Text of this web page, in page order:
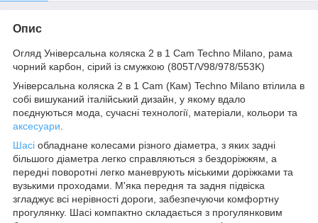
Опис
Огляд Універсальна коляска 2 в 1 Cam Techno Milano, рама
чорний карбон, сірий із смужкою (805T/V98/978/553K)
Універсальна коляска 2 в 1 Cam (Кам) Techno Milano втілила в
собі вишуканий італійський дизайн, у якому вдало
поєднуються мода, сучасні технології, матеріали, кольори та
аксесуари
Шасі обладнане колесами різного діаметра, з яких задні
більшого діаметра легко справляються з бездоріжжям, а
передні поворотні легко маневрують міськими доріжками та
вузькими проходами. М'яка передня та задня підвіска
згладжує всі нерівності дороги, забезпечуючи комфортну
прогулянку. Шасі компактно складається з прогулянковим